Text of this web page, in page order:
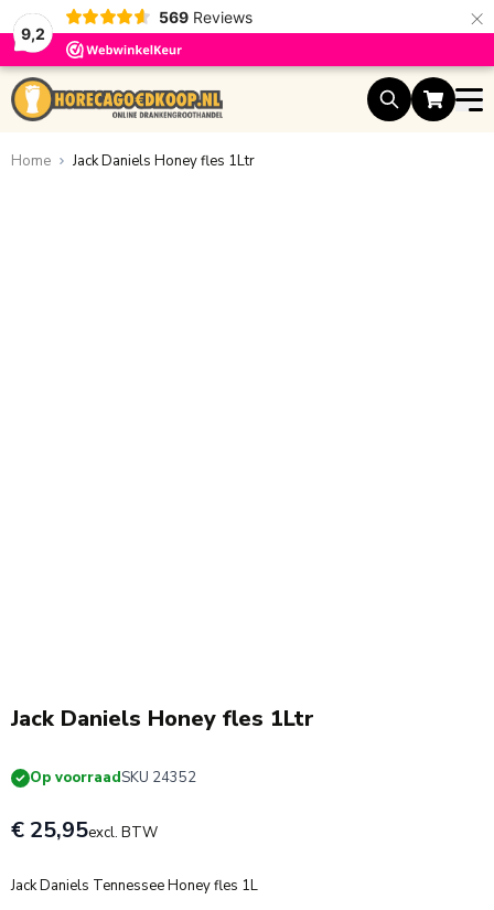
9,2
569 Reviews ×
Ga naar de inhoud
Home Jack Daniels Honey fles 1Ltr
Jack Daniels Honey fles 1Ltr
Op voorraadSKU 24352
€ 25,95excl. BTW
Jack Daniels Tennessee Honey fles 1L